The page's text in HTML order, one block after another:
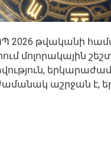
2026 թվականի
մոլորակային
աշրջան է,